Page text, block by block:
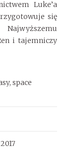
Luke’a
się
i tajemniczy
space